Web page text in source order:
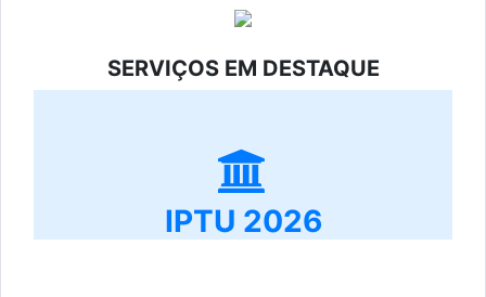
SERVIÇOS EM DESTAQUE
IPTU 2026